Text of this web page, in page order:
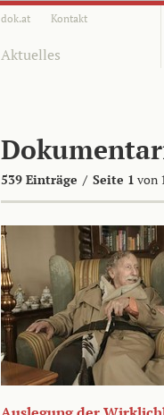
dok.at Kontakt
Aktuelles
539 Einträge / Seite 1 von